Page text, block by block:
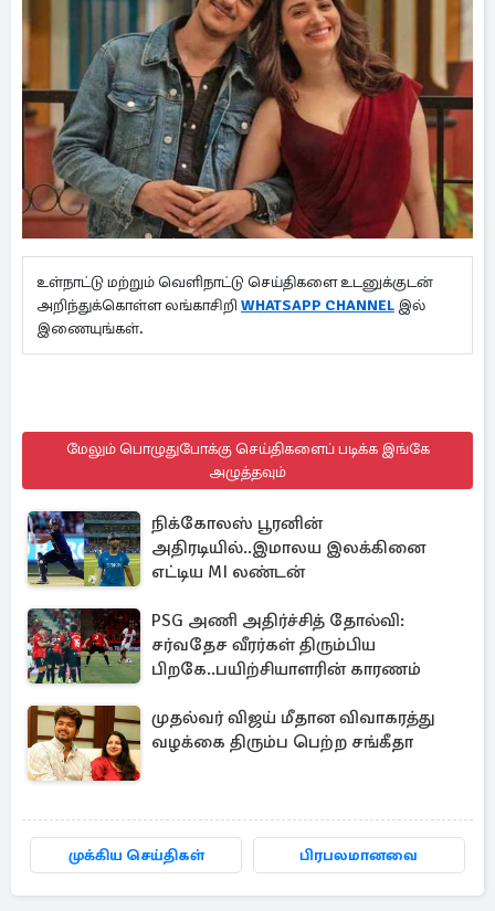
உள்நாட்டு மற்றும் வெளிநாட்டு செய்திகளை உடனுக்குடன்
அறிந்துக்கொள்ள லங்காசிறி WHATSAPP CHANNEL இல்
இணையுங்கள்.
மேலும் பொழுதுபோக்கு செய்திகளைப் படிக்க இங்கே
அழுத்தவும்
நிக்கோலஸ் பூரனின்
அதிரடியில்..இமாலய இலக்கினை
எட்டிய MI லண்டன்
PSG அணி அதிர்ச்சித் தோல்வி:
சர்வதேச வீரர்கள் திரும்பிய
பிறகே..பயிற்சியாளரின் காரணம்
முதல்வர் விஜய் மீதான விவாகரத்து
வழக்கை திரும்ப பெற்ற சங்கீதா
முக்கிய செய்திகள் பிரபலமானவை